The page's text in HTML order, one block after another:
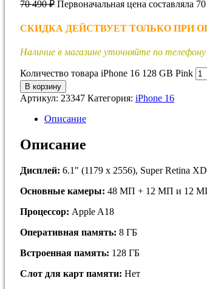
70 490₽ Первоначальная цена составляла
СКИДКА ДЕЙСТВУЕТ ТОЛЬКО ПРИ
Наличие в магазине уточняйте по телефону
Количество товара iPhone 16 128 GB Pink
В корзину
Артикул: 23347 Категория: iPhone 16
Описание
Описание
Дисплей: 6.1″ (1179 x 2556), Super Retina
Основные камеры: 48 МП + 12 МП и 12 МП
Процессор: Apple A18
Оперативная память: 8 ГБ
Встроенная память: 128 ГБ
Слот для карт памяти: Нет